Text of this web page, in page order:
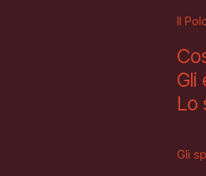
Il
Gli
Lo
Gli